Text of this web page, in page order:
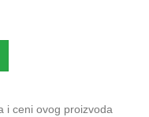
i ceni ovog proizvoda